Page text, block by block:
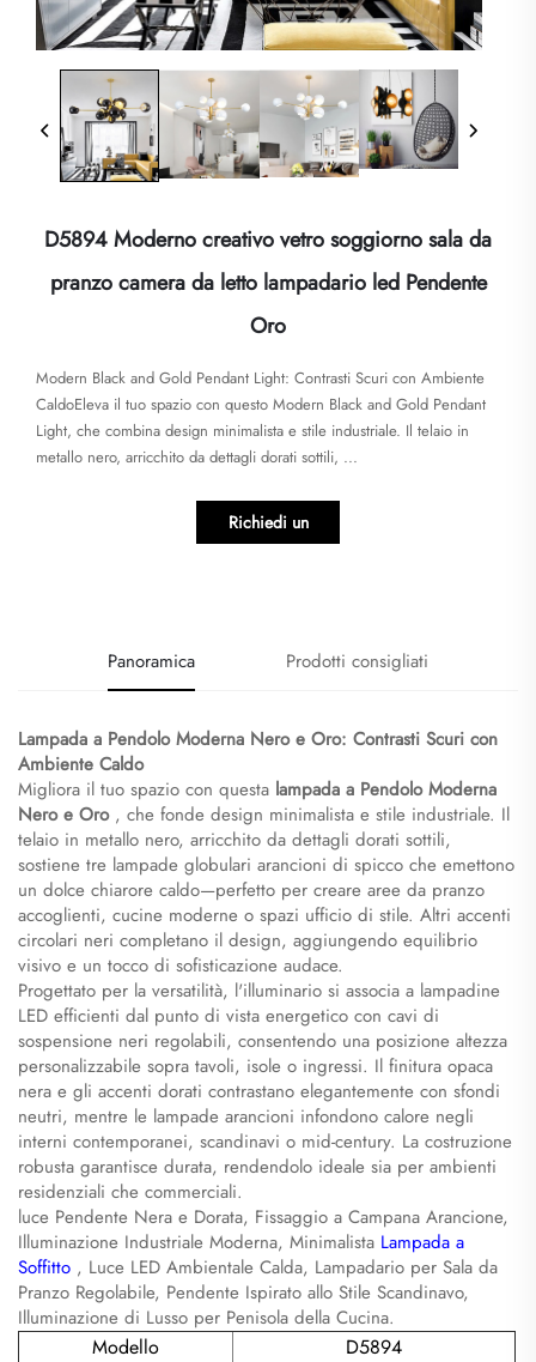
D5894 Moderno creativo vetro soggiorno sala da
pranzo camera da letto lampadario led Pendente
Oro
Modern Black and Gold Pendant Light: Contrasti Scuri con Ambiente
Caldo​​Eleva il tuo spazio con questo ​​Modern Black and Gold Pendant
Light​​, che combina design minimalista e stile industriale. Il telaio in
metallo nero, arricchito da dettagli dorati sottili, ...
Richiedi un
Panoramica Prodotti consigliati
Lampada a Pendolo Moderna Nero e Oro: Contrasti Scuri con
Ambiente Caldo
Migliora il tuo spazio con questa lampada a Pendolo Moderna
Nero e Oro , che fonde design minimalista e stile industriale. Il
telaio in metallo nero, arricchito da dettagli dorati sottili,
sostiene tre lampade globulari arancioni di spicco che emettono
un dolce chiarore caldo—perfetto per creare aree da pranzo
accoglienti, cucine moderne o spazi ufficio di stile. Altri accenti
circolari neri completano il design, aggiungendo equilibrio
visivo e un tocco di sofisticazione audace.
Progettato per la versatilità, l'illuminario si associa a lampadine
LED efficienti dal punto di vista energetico con cavi di
sospensione neri regolabili, consentendo una posizione altezza
personalizzabile sopra tavoli, isole o ingressi. Il finitura opaca
nera e gli accenti dorati contrastano elegantemente con sfondi
neutri, mentre le lampade arancioni infondono calore negli
interni contemporanei, scandinavi o mid-century. La costruzione
robusta garantisce durata, rendendolo ideale sia per ambienti
residenziali che commerciali.
luce Pendente Nera e Dorata, Fissaggio a Campana Arancione,
Illuminazione Industriale Moderna, Minimalista Lampada a
Soffitto , Luce LED Ambientale Calda, Lampadario per Sala da
Pranzo Regolabile, Pendente Ispirato allo Stile Scandinavo,
Illuminazione di Lusso per Penisola della Cucina.
Modello
D5894